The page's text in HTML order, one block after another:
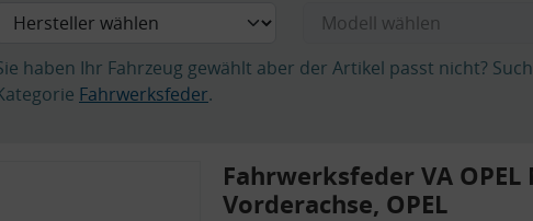
haben Ihr Fahrzeug gewählt aber der Artikel passt nicht?
Fahrwerksfeder.
Fahrwerksfeder VA OPEL
Vorderachse, OPEL